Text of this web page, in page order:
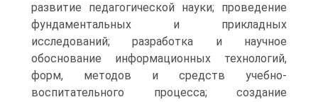
развитие педагогической науки; проведение
фундаментальных и прикладных
исследований; разработка и научное
обоснование информационных технологий,
форм, методов и средств учебно-
воспитательного процесса; создание